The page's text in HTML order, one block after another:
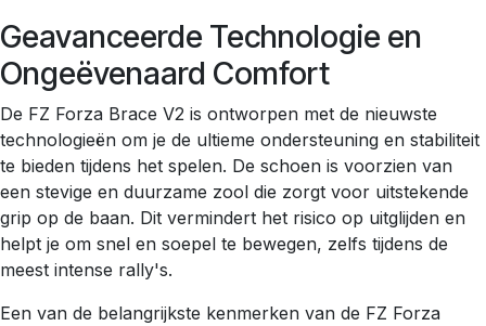
Geavanceerde Technologie en
Ongeëvenaard Comfort
De FZ Forza Brace V2 is ontworpen met de nieuwste
technologieën om je de ultieme ondersteuning en stabiliteit
te bieden tijdens het spelen. De schoen is voorzien van
een stevige en duurzame zool die zorgt voor uitstekende
grip op de baan. Dit vermindert het risico op uitglijden en
helpt je om snel en soepel te bewegen, zelfs tijdens de
meest intense rally's.
Een van de belangrijkste kenmerken van de FZ Forza